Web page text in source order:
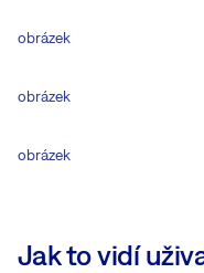
obrázek
obrázek
obrázek
Jak to vidí